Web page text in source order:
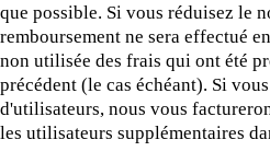
que possible. Si vous réduisez le
remboursement ne sera effectué
non utilisée des frais qui ont été
précédent (le cas échéant). Si
d'utilisateurs, nous vous
les utilisateurs supplémentaires